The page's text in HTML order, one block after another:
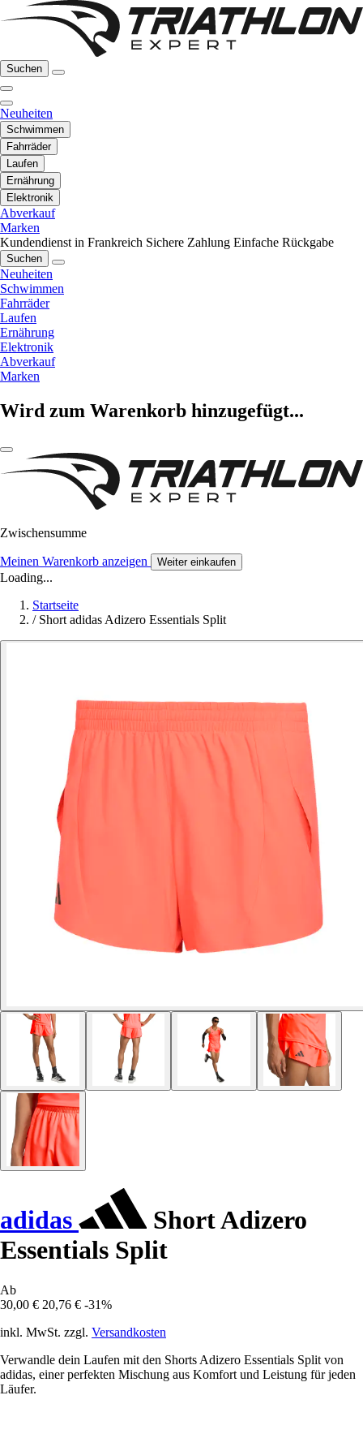
Suchen
Neuheiten
Schwimmen
Fahrräder
Laufen
Ernährung
Elektronik
Abverkauf
Marken
Kundendienst in Frankreich Sichere Zahlung Einfache Rückgabe
Suchen
Neuheiten
Schwimmen
Fahrräder
Laufen
Ernährung
Elektronik
Abverkauf
Marken
Wird zum Warenkorb hinzugefügt...
Zwischensumme
Meinen Warenkorb anzeigen Weiter einkaufen
Loading...
Startseite
/ Short adidas Adizero Essentials Split
adidas
Short Adizero
Essentials Split
Ab
30,00 € 20,76 € -31%
inkl. MwSt. zzgl. Versandkosten
Verwandle dein Laufen mit den Shorts Adizero Essentials Split von
adidas, einer perfekten Mischung aus Komfort und Leistung für jeden
Läufer.